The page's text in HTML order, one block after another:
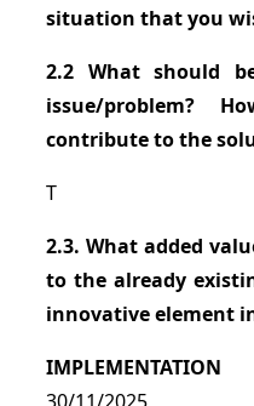
situation that you
2.2 What should
issue/problem?
contribute to the
T
2.3. What added
to the already
innovative element
IMPLEMENTATION